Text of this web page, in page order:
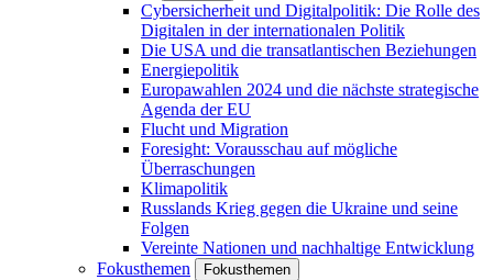
Cybersicherheit und Digitalpolitik: Die Rolle des
Digitalen in der internationalen Politik
Die USA und die transatlantischen Beziehungen
Energiepolitik
Europawahlen 2024 und die nächste strategische
Agenda der EU
Flucht und Migration
Foresight: Vorausschau auf mögliche
Überraschungen
Klimapolitik
Russlands Krieg gegen die Ukraine und seine
Folgen
Vereinte Nationen und nachhaltige Entwicklung
Fokusthemen
Fokusthemen